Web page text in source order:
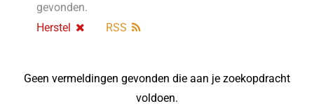
gevonden.
Herstel
RSS
Geen vermeldingen gevonden die aan je zoekopdracht
voldoen.